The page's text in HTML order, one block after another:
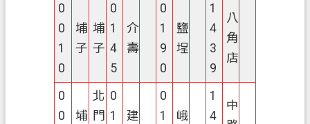
0
0
1
0
埔
子
埔
子
0
1
4
5
介
壽
0
1
9
0
鹽
埕
1
4
3
9
八
角
店
0
0
埔
北
門
0
1
建
0
1
峨
1
4
中